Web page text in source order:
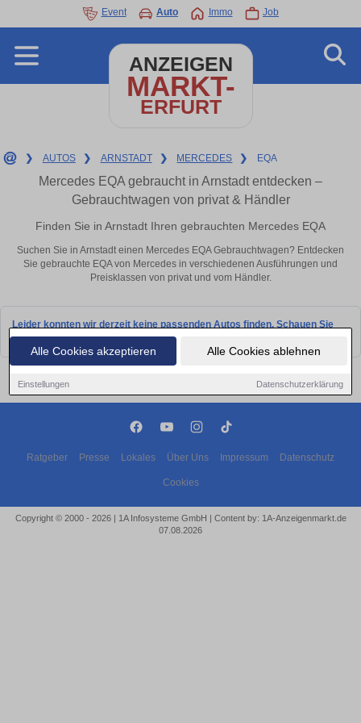
Alle Cookies akzeptieren Alle Cookies ablehnen
Einstellungen Datenschutzerklärung
Event Auto Immo Job
ANZEIGEN
MARKT-
ERFURT
❯ AUTOS ❯ ARNSTADT ❯ MERCEDES ❯ EQA
Mercedes EQA gebraucht in Arnstadt entdecken –
Gebrauchtwagen von privat & Händler
Finden Sie in Arnstadt Ihren gebrauchten Mercedes EQA
Suchen Sie in Arnstadt einen Mercedes EQA Gebrauchtwagen? Entdecken
Sie gebrauchte EQA von Mercedes in verschiedenen Ausführungen und
Preisklassen von privat und vom Händler.
Leider konnten wir derzeit keine passenden Autos finden. Schauen Sie
bald wieder vorbei!
Ratgeber Presse Lokales Über Uns Impressum Datenschutz
Cookies
Copyright © 2000 - 2026 | 1A Infosysteme GmbH | Content by: 1A-Anzeigenmarkt.de
07.08.2026